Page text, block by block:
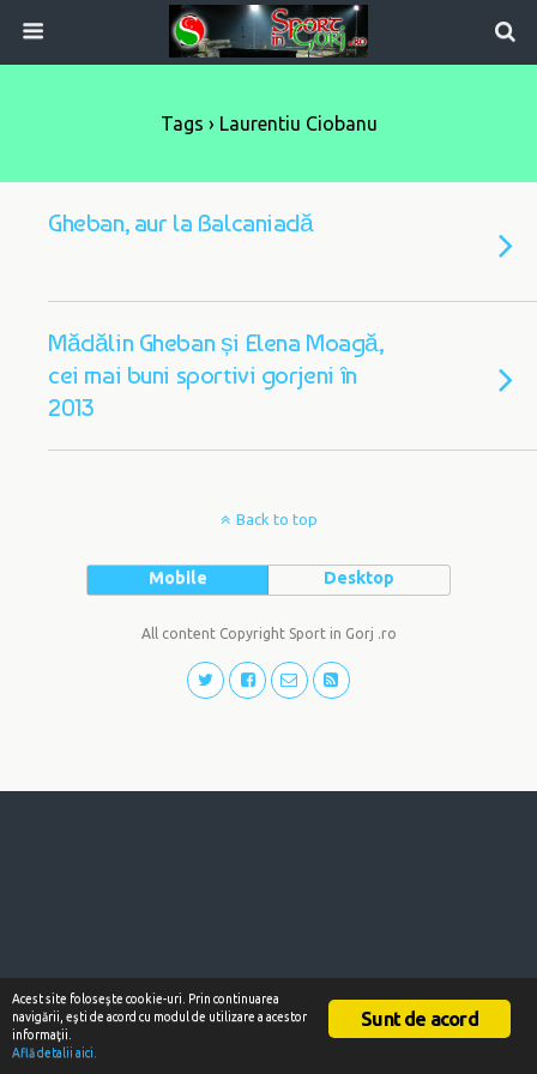
Tags › Laurentiu Ciobanu
Gheban, aur la Balcaniadă
Mădălin Gheban și Elena Moagă,
cei mai buni sportivi gorjeni în
2013
Back to top
Mobile Desktop
All content Copyright Sport in Gorj .ro
Sunt de acord
Acest site foloseşte cookie-uri. Prin continuarea
navigării, eşti de acord cu modul de utilizare a acestor
informaţii.
Află detalii aici.